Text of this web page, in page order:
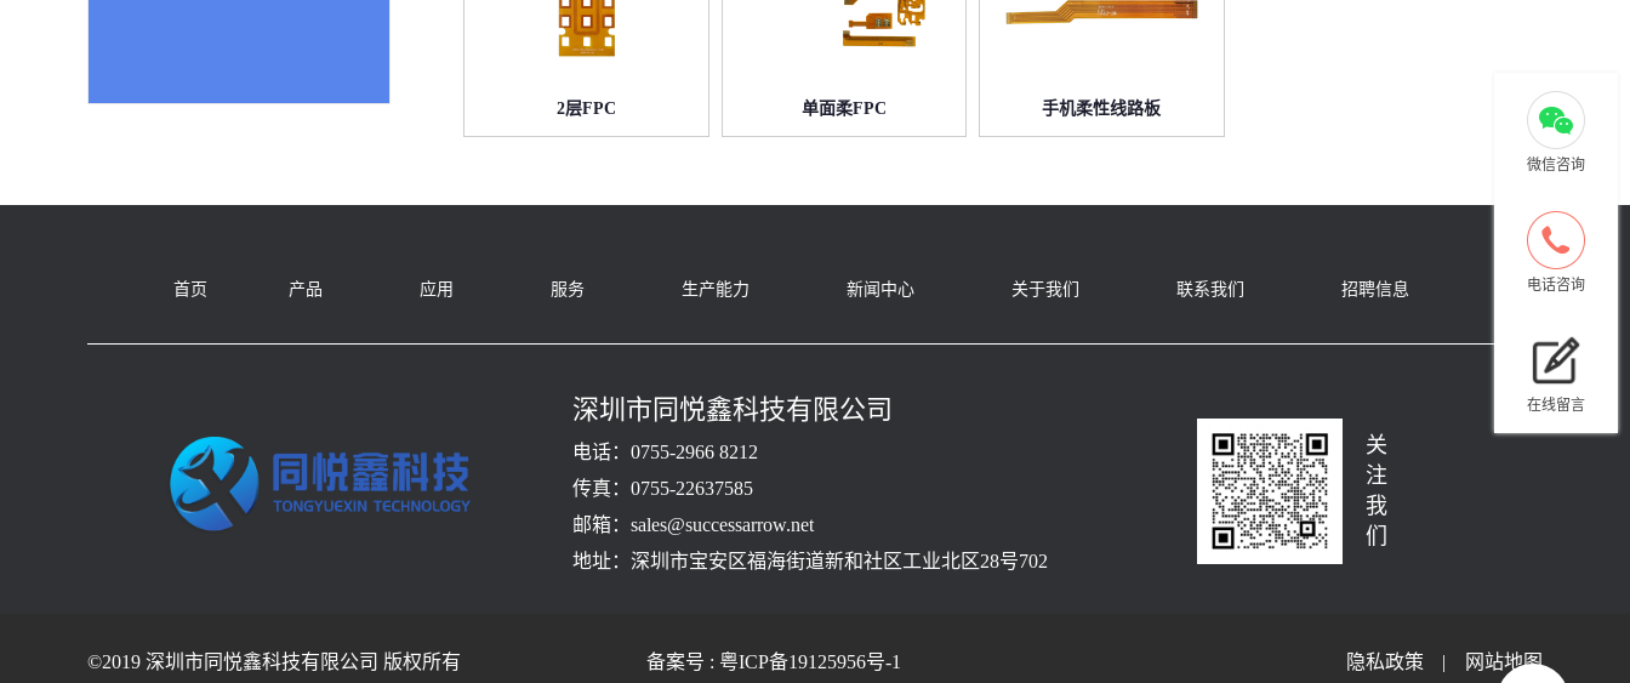
2层FPC 单面柔FPC 手机柔性线路板
首页 产品 应用 服务 生产能力 新闻中心 关于我们 联系我们 招聘信息
深圳市同悦鑫科技有限公司
电话：0755-2966 8212
传真：0755-22637585
邮箱：sales@successarrow.net
地址：深圳市宝安区福海街道新和社区工业北区28号702
关
注
我
们
©2019 深圳市同悦鑫科技有限公司 版权所有 备案号 : 粤ICP备19125956号-1 | 网站地图
隐私政策
微信咨询
电话咨询
在线留言